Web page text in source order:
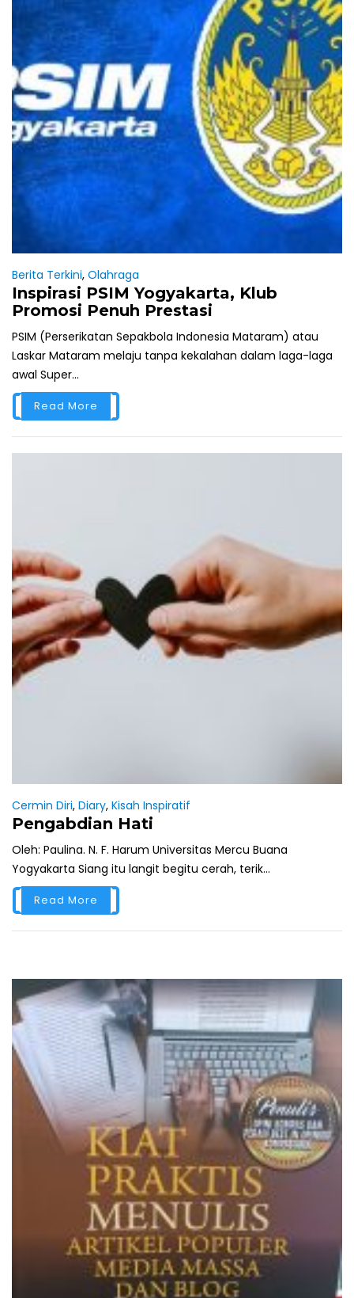
Berita Terkini, Olahraga
Inspirasi PSIM Yogyakarta, Klub
Promosi Penuh Prestasi
PSIM (Perserikatan Sepakbola Indonesia Mataram) atau
Laskar Mataram melaju tanpa kekalahan dalam laga-laga
awal Super...
Read More
Cermin Diri, Diary, Kisah Inspiratif
Pengabdian Hati
Oleh: Paulina. N. F. Harum Universitas Mercu Buana
Yogyakarta Siang itu langit begitu cerah, terik...
Read More